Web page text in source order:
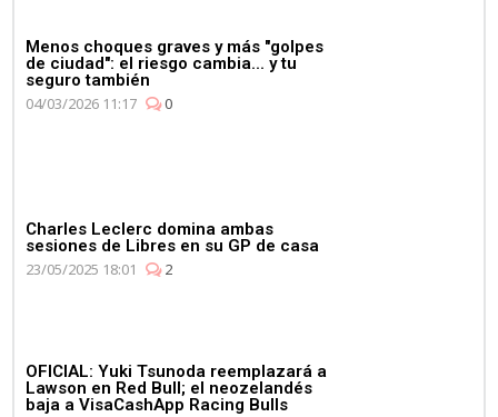
Mercedes celebra su 4º
Campeonato de
Constructores de manera
consecutiva
Menos choques graves y más "golpes
de ciudad": el riesgo cambia... y tu
seguro también
04/03/2026 11:17
0
Charles Leclerc domina ambas
sesiones de Libres en su GP de casa
23/05/2025 18:01
2
OFICIAL: Yuki Tsunoda reemplazará a
Lawson en Red Bull; el neozelandés
baja a VisaCashApp Racing Bulls